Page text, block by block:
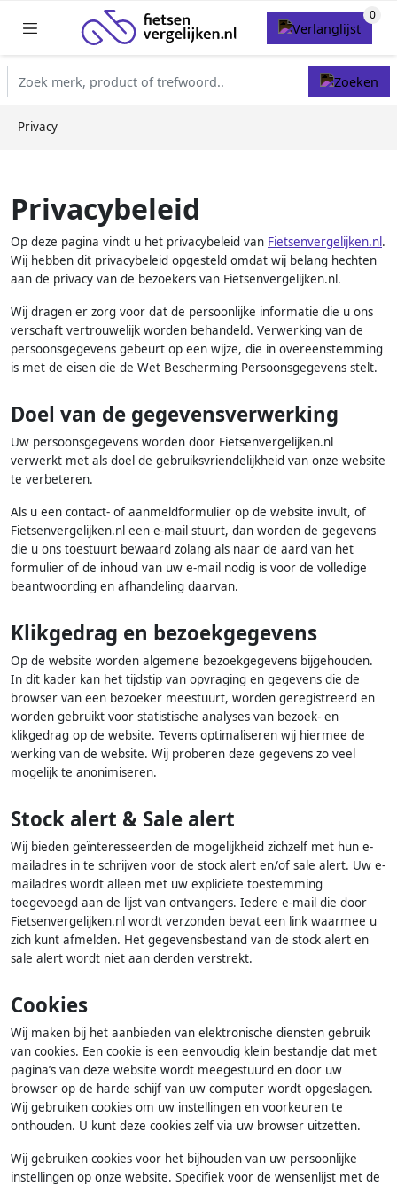
Privacy
Privacybeleid
Op deze pagina vindt u het privacybeleid van Fietsenvergelijken.nl .
Wij hebben dit privacybeleid opgesteld omdat wij belang hechten
aan de privacy van de bezoekers van Fietsenvergelijken.nl.
Wij dragen er zorg voor dat de persoonlijke informatie die u ons
verschaft vertrouwelijk worden behandeld. Verwerking van de
persoonsgegevens gebeurt op een wijze, die in overeenstemming
is met de eisen die de Wet Bescherming Persoonsgegevens stelt.
Doel van de gegevensverwerking
Uw persoonsgegevens worden door Fietsenvergelijken.nl
verwerkt met als doel de gebruiksvriendelijkheid van onze website
te verbeteren.
Als u een contact- of aanmeldformulier op de website invult, of
Fietsenvergelijken.nl een e-mail stuurt, dan worden de gegevens
die u ons toestuurt bewaard zolang als naar de aard van het
formulier of de inhoud van uw e-mail nodig is voor de volledige
beantwoording en afhandeling daarvan.
Klikgedrag en bezoekgegevens
Op de website worden algemene bezoekgegevens bijgehouden.
In dit kader kan het tijdstip van opvraging en gegevens die de
browser van een bezoeker meestuurt, worden geregistreerd en
worden gebruikt voor statistische analyses van bezoek- en
klikgedrag op de website. Tevens optimaliseren wij hiermee de
werking van de website. Wij proberen deze gegevens zo veel
mogelijk te anonimiseren.
Stock alert & Sale alert
Wij bieden geïnteresseerden de mogelijkheid zichzelf met hun e-
mailadres in te schrijven voor de stock alert en/of sale alert. Uw e-
mailadres wordt alleen met uw expliciete toestemming
toegevoegd aan de lijst van ontvangers. Iedere e-mail die door
Fietsenvergelijken.nl wordt verzonden bevat een link waarmee u
zich kunt afmelden. Het gegevensbestand van de stock alert en
sale alert wordt niet aan derden verstrekt.
Cookies
Wij maken bij het aanbieden van elektronische diensten gebruik
van cookies. Een cookie is een eenvoudig klein bestandje dat met
pagina’s van deze website wordt meegestuurd en door uw
browser op de harde schijf van uw computer wordt opgeslagen.
Wij gebruiken cookies om uw instellingen en voorkeuren te
onthouden. U kunt deze cookies zelf via uw browser uitzetten.
Wij gebruiken cookies voor het bijhouden van uw persoonlijke
instellingen op onze website. Specifiek voor de wensenlijst met de